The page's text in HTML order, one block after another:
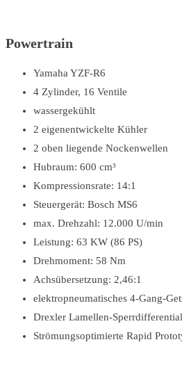
Powertrain
Yamaha YZF-R6
4 Zylinder, 16 Ventile
wassergekühlt
2 eigenentwickelte Kühler
2 oben liegende Nockenwellen
Hubraum: 600 cm³
Kompressionsrate: 14:1
Steuergerät: Bosch MS6
max. Drehzahl: 12.000 U/min
Leistung: 63 KW (86 PS)
Drehmoment: 58 Nm
Achsübersetzung: 2,46:1
elektropneumatisches 4-Gang-
Drexler Lamellen-Sperrdifferential
Strömungsoptimierte Rapid